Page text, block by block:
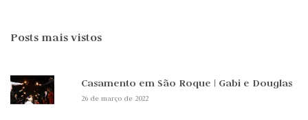
Posts mais vistos
Casamento em São Roque | Gabi e Douglas
26 de março de 2022